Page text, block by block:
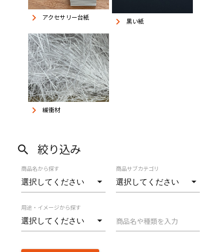
keyboard_arrow_right アクセサリー台紙 keyboard_arrow_right 黒い紙
keyboard_arrow_right 緩衝材
search 絞り込み
商品名から探す 商品サブカテゴリ
用途・イメージから探す
商品名や種類を入力